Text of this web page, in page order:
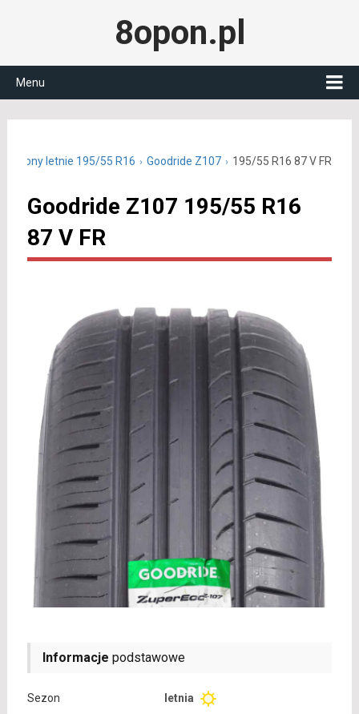
8opon.pl
Menu
Opony letnie 195/55 R16 Goodride Z107 195/55 R16 87 V FR
Goodride Z107 195/55 R16
87 V FR
Informacje podstawowe
Sezon
letnia